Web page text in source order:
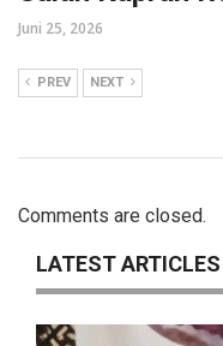
Juni 25, 2026
PREV NEXT
Comments are closed.
LATEST ARTICLES